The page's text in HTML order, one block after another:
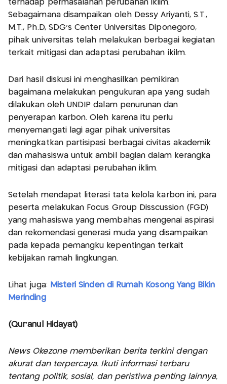
terhadap permasalahan perubahan iklim.
Sebagaimana disampaikan oleh Dessy Ariyanti, S.T.,
M.T., Ph.D, SDG’s Center Universitas Diponegoro,
pihak universitas telah melakukan berbagai kegiatan
terkait mitigasi dan adaptasi perubahan ikilm.
Dari hasil diskusi ini menghasilkan pemikiran
bagaimana melakukan pengukuran apa yang sudah
dilakukan oleh UNDIP dalam penurunan dan
penyerapan karbon. Oleh karena itu perlu
menyemangati lagi agar pihak universitas
meningkatkan partisipasi berbagai civitas akademik
dan mahasiswa untuk ambil bagian dalam kerangka
mitigasi dan adaptasi perubahan iklim.
Setelah mendapat literasi tata kelola karbon ini, para
peserta melakukan Focus Group Disscussion (FGD)
yang mahasiswa yang membahas mengenai aspirasi
dan rekomendasi generasi muda yang disampaikan
pada kepada pemangku kepentingan terkait
kebijakan ramah lingkungan.
Lihat juga: Misteri Sinden di Rumah Kosong Yang Bikin
Merinding
(Qur'anul Hidayat)
News Okezone memberikan berita terkini dengan
akurat dan terpercaya. Ikuti informasi terbaru
tentang politik, sosial, dan peristiwa penting lainnya,